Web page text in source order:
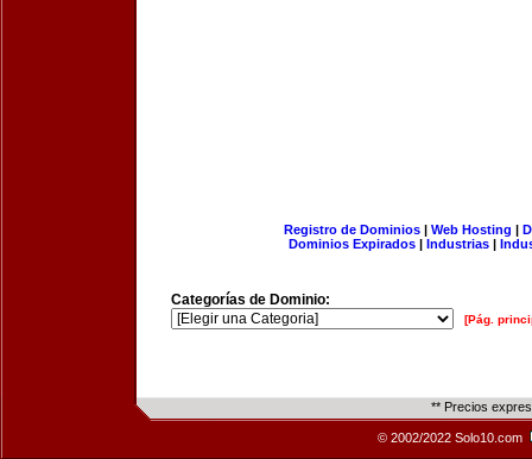
Registro de Dominios| Web Hosting |
Dominios Expirados | Industrias |
Categorías de Dominio:
[Pág.
** Precios
© 2002/2022 Solo10.com